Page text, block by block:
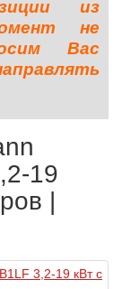
из
не
Вас
19
|